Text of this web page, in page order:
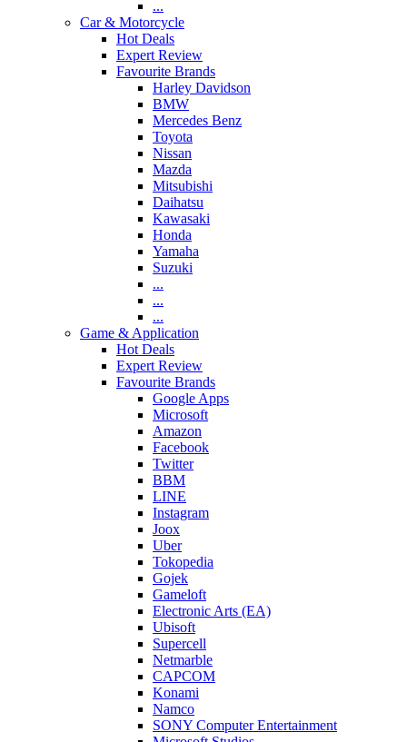
...
Car & Motorcycle
Hot Deals
Expert Review
Favourite Brands
Harley Davidson
BMW
Mercedes Benz
Toyota
Nissan
Mazda
Mitsubishi
Daihatsu
Kawasaki
Honda
Yamaha
Suzuki
...
...
...
Game & Application
Hot Deals
Expert Review
Favourite Brands
Google Apps
Microsoft
Amazon
Facebook
Twitter
BBM
LINE
Instagram
Joox
Uber
Tokopedia
Gojek
Gameloft
Electronic Arts (EA)
Ubisoft
Supercell
Netmarble
CAPCOM
Konami
Namco
SONY Computer Entertainment